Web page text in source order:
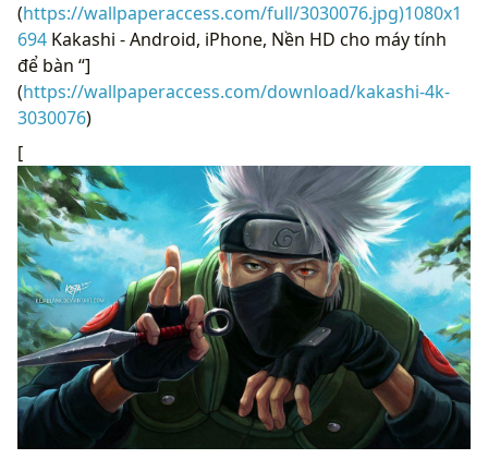
(https://wallpaperaccess.com/full/3030076.jpg)1080x1
694 Kakashi - Android, iPhone, Nền HD cho máy tính
để bàn “]
(https://wallpaperaccess.com/download/kakashi-4k-
3030076)
[